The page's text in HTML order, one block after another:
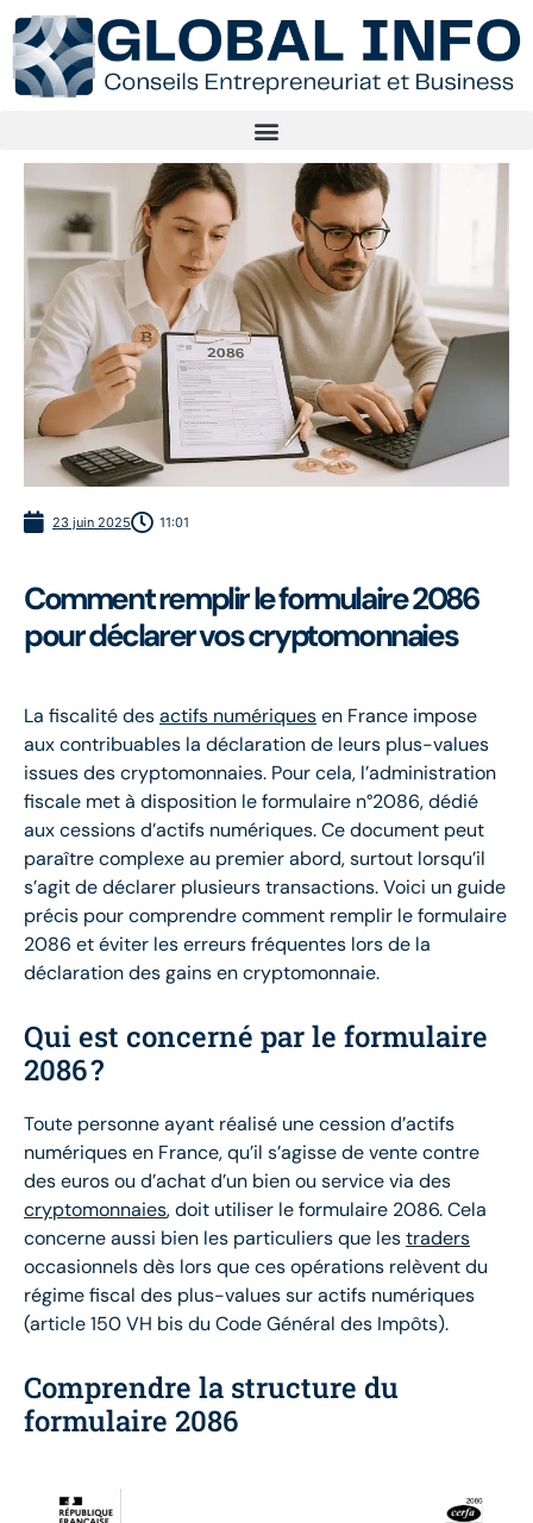
23 juin 2025 11:01
Comment remplir le formulaire 2086
pour déclarer vos cryptomonnaies
La fiscalité desactifs numériquesen France impose
aux contribuables la déclaration de leurs plus-values
issues des cryptomonnaies. Pour cela, l’administration
fiscale met à disposition le formulaire n°2086, dédié
aux cessions d’actifs numériques. Ce document peut
paraître complexe au premier abord, surtout lorsqu’il
s’agit de déclarer plusieurs transactions. Voici un guide
précis pour comprendre comment remplir le formulaire
2086 et éviter les erreurs fréquentes lors de la
déclaration des gains en cryptomonnaie.
Qui est concerné par le formulaire
2086 ?
Toute personne ayant réalisé une cession d’actifs
numériques en France, qu’il s’agisse de vente contre
des euros ou d’achat d’un bien ou service via des
cryptomonnaies, doit utiliser le formulaire 2086. Cela
concerne aussi bien les particuliers que lestraders
occasionnels dès lors que ces opérations relèvent du
régime fiscal des plus-values sur actifs numériques
(article 150 VH bis du Code Général des Impôts).
Comprendre la structure du
formulaire 2086